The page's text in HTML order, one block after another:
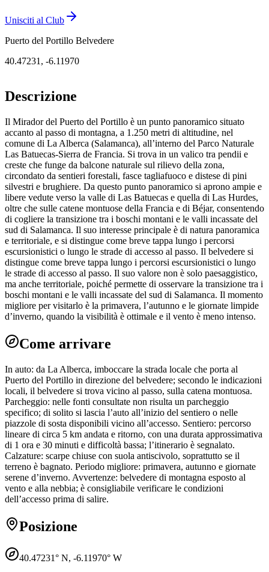
Unisciti al Club
Puerto del Portillo Belvedere
40.47231, -6.11970
Descrizione
Il Mirador del Puerto del Portillo è un punto panoramico situato
accanto al passo di montagna, a 1.250 metri di altitudine, nel
comune di La Alberca (Salamanca), all’interno del Parco Naturale
Las Batuecas-Sierra de Francia. Si trova in un valico tra pendii e
creste che funge da balcone naturale sul rilievo della zona,
circondato da sentieri forestali, fasce tagliafuoco e distese di pini
silvestri e brughiere. Da questo punto panoramico si aprono ampie e
libere vedute verso la valle di Las Batuecas e quella di Las Hurdes,
oltre che sulle catene montuose della Francia e di Béjar, consentendo
di cogliere la transizione tra i boschi montani e le valli incassate del
sud di Salamanca. Il suo interesse principale è di natura panoramica
e territoriale, e si distingue come breve tappa lungo i percorsi
escursionistici o lungo le strade di accesso al passo. Il belvedere si
distingue come breve tappa lungo i percorsi escursionistici o lungo
le strade di accesso al passo. Il suo valore non è solo paesaggistico,
ma anche territoriale, poiché permette di osservare la transizione tra i
boschi montani e le valli incassate del sud di Salamanca. Il momento
migliore per visitarlo è la primavera, l’autunno e le giornate limpide
d’inverno, quando la visibilità è ottimale e il vento è meno intenso.
Come arrivare
In auto: da La Alberca, imboccare la strada locale che porta al
Puerto del Portillo in direzione del belvedere; secondo le indicazioni
locali, il belvedere si trova vicino al passo, sulla catena montuosa.
Parcheggio: nelle fonti consultate non risulta un parcheggio
specifico; di solito si lascia l’auto all’inizio del sentiero o nelle
piazzole di sosta disponibili vicino all’accesso. Sentiero: percorso
lineare di circa 5 km andata e ritorno, con una durata approssimativa
di 1 ora e 30 minuti e difficoltà bassa; l’itinerario è segnalato.
Calzature: scarpe chiuse con suola antiscivolo, soprattutto se il
terreno è bagnato. Periodo migliore: primavera, autunno e giornate
serene d’inverno. Avvertenze: belvedere di montagna esposto al
vento e alla nebbia; è consigliabile verificare le condizioni
dell’accesso prima di salire.
Posizione
40.47231° N, -6.11970° W